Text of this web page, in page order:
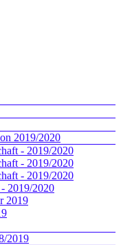
2019/2020
- 2019/2020
- 2019/2020
- 2019/2020
2019/2020
2019
2019